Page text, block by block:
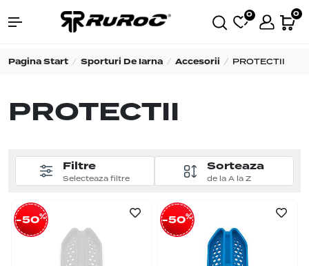
0 0
Pagina Start Sporturi De Iarna Accesorii PROTECTII
PROTECTII
Sorteaza
de la A la Z
Filtre
Selecteaza filtre
-50% -50%